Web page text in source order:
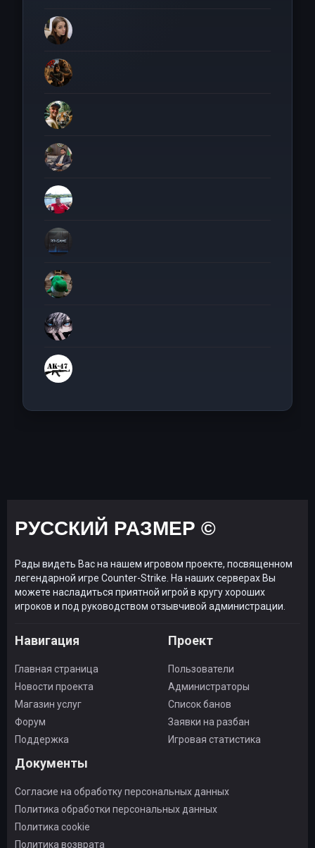
РУССКИЙ РАЗМЕР ©
Рады видеть Вас на нашем игровом проекте, посвященном
легендарной игре Counter-Strike. На наших серверах Вы
можете насладиться приятной игрой в кругу хороших
игроков и под руководством отзывчивой администрации.
Навигация
Главная страница
Новости проекта
Магазин услуг
Форум
Поддержка
Проект
Пользователи
Администраторы
Список банов
Заявки на разбан
Игровая статистика
Документы
Согласие на обработку персональных данных
Политика обработки персональных данных
Политика cookie
Политика возврата